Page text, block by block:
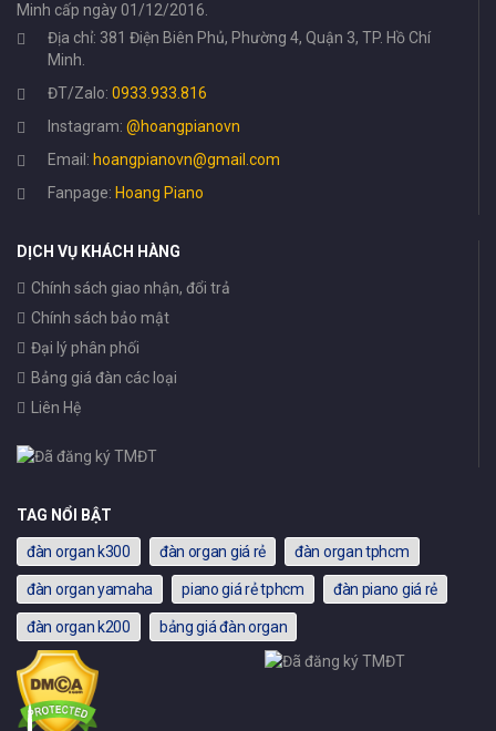
Minh cấp ngày 01/12/2016.
Địa chỉ: 381 Điện Biên Phủ, Phường 4, Quận 3, TP. Hồ Chí
Minh.
ĐT/Zalo: 0933.933.816
Instagram: @hoangpianovn
Email: hoangpianovn@gmail.com
Fanpage: Hoang Piano
DỊCH VỤ KHÁCH HÀNG
Chính sách giao nhận, đổi trả
Chính sách bảo mật
Đại lý phân phối
Bảng giá đàn các loại
Liên Hệ
TAG NỔI BẬT
đàn organ k300 đàn organ giá rẻ đàn organ tphcm
đàn organ yamaha piano giá rẻ tphcm đàn piano giá rẻ
đàn organ k200 bảng giá đàn organ